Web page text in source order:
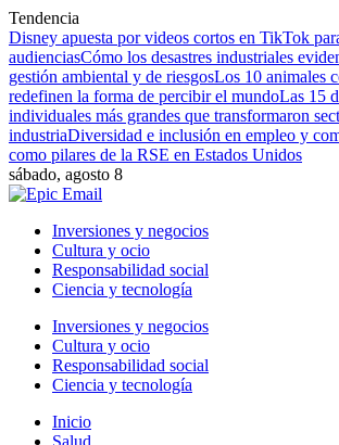
Tendencia
Disney apuesta por videos cortos en TikTok
audienciasCómo los desastres industriales
gestión ambiental y de riesgosLos 10 animales
redefinen la forma de percibir el mundoLas 15
individuales más grandes que transformaron
industriaDiversidad e inclusión en empleo y
como pilares de la RSE en Estados Unidos
sábado, agosto 8
Inversiones y negocios
Cultura y ocio
Responsabilidad social
Ciencia y tecnología
Inversiones y negocios
Cultura y ocio
Responsabilidad social
Ciencia y tecnología
Inicio
Salud